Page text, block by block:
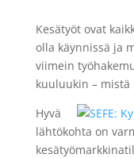
Kesätyöt ovat
olla käynnissä ja
viimein
kuuluukin – mistä
Hyvä
lähtökohta on